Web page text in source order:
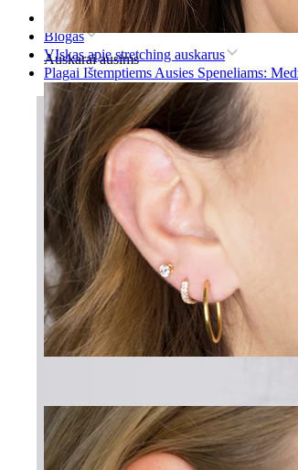
Auskarai ausims
Pradžia
Blogas
VIskas apie stretching auskarus
Plagai Ištemptiems Ausies Speneliams: